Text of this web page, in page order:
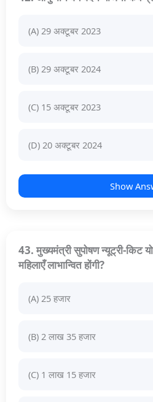
(A) 29 अक्टूबर 2023
(B) 29 अक्टूबर 2024
(C) 15 अक्टूबर 2023
(D) 20 अक्टूबर 2024
Show
43. मुख्यमंत्री सुपोषण न्यूट्री-किट
महिलाएँ लाभान्वित होंगी?
(A) 25 हजार
(B) 2 लाख 35 हजार
(C) 1 लाख 15 हजार